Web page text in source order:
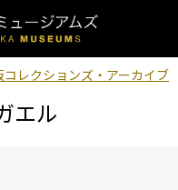
コレクションズ・アーカイブ
エル